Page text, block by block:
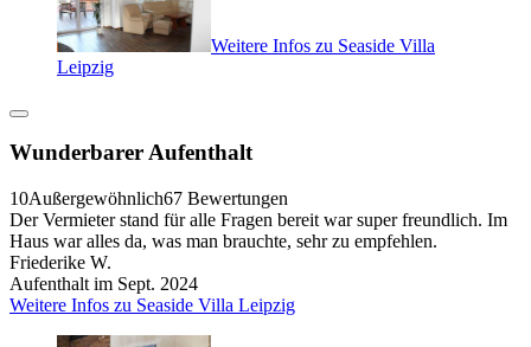
Weitere Infos zu Seaside Villa
Leipzig
Wunderbarer Aufenthalt
10Außergewöhnlich67 Bewertungen
Der Vermieter stand für alle Fragen bereit war super freundlich. Im
Haus war alles da, was man brauchte, sehr zu empfehlen.
Friederike W.
Aufenthalt im Sept. 2024
Weitere Infos zu Seaside Villa Leipzig